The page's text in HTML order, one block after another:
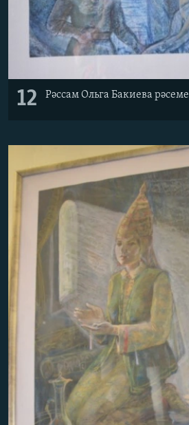
12 Рәссам Ольга Бакиева рәсеме